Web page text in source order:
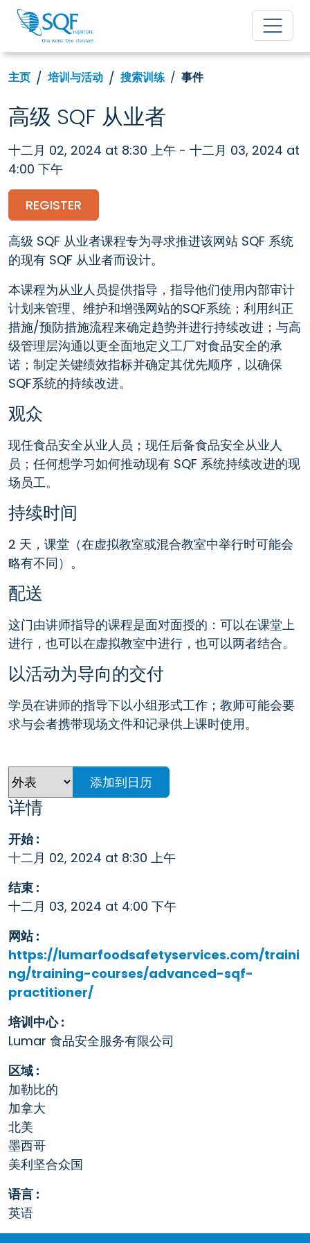
主页 培训与活动 搜索训练 事件
高级 SQF 从业者
十二月 02, 2024 at 8:30 上午 - 十二月 03, 2024 at
4:00 下午
REGISTER
高级 SQF 从业者课程专为寻求推进该网站 SQF 系统
的现有 SQF 从业者而设计。
本课程为从业人员提供指导，指导他们使用内部审计
计划来管理、维护和增强网站的SQF系统；利用纠正
措施/预防措施流程来确定趋势并进行持续改进；与高
级管理层沟通以更全面地定义工厂对食品安全的承
诺；制定关键绩效指标并确定其优先顺序，以确保
SQF系统的持续改进。
观众
现任食品安全从业人员；现任后备食品安全从业人
员；任何想学习如何推动现有 SQF 系统持续改进的现
场员工。
持续时间
2 天，课堂（在虚拟教室或混合教室中举行时可能会
略有不同）。
配送
这门由讲师指导的课程是面对面授的：可以在课堂上
进行，也可以在虚拟教室中进行，也可以两者结合。
以活动为导向的交付
学员在讲师的指导下以小组形式工作；教师可能会要
求与会者携带现场文件和记录供上课时使用。
添加到日历
详情
开始 :
十二月 02, 2024 at 8:30 上午
结束 :
十二月 03, 2024 at 4:00 下午
网站 :
https://lumarfoodsafetyservices.com/traini
ng/training-courses/advanced-sqf-
practitioner/
培训中心 :
Lumar 食品安全服务有限公司
区域 :
加勒比的
加拿大
北美
墨西哥
美利坚合众国
语言 :
英语